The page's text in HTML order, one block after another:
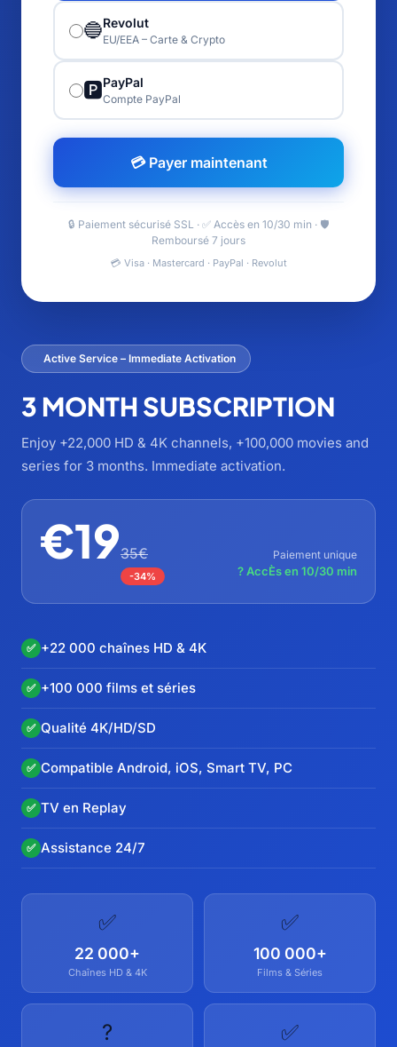
Active Service – Immediate Activation
3 MONTH SUBSCRIPTION
Enjoy +22,000 HD & 4K channels, +100,000 movies and
series for 3 months. Immediate activation.
€1935€
-34%
Paiement unique
? AccÈs en 10/30 min
✅ +22 000 chaînes HD & 4K
✅ +100 000 films et séries
✅ Qualité 4K/HD/SD
✅ Compatible Android, iOS, Smart TV, PC
✅ TV en Replay
✅ Assistance 24/7
✅
22 000+
Chaînes HD & 4K
✅
100 000+
Films & Séries
? ✅
🔵Revolut
EU/EEA – Carte & Crypto
🅿️PayPal
Compte PayPal
💳 Payer maintenant
🔒 Paiement sécurisé SSL · ✅ Accès en 10/30 min · 🛡️
Remboursé 7 jours
💳 Visa · Mastercard · PayPal · Revolut